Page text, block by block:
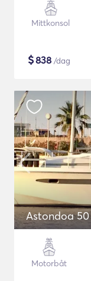
Mittkonsol
$838 /dag
Astondoa 50
Motorbåt